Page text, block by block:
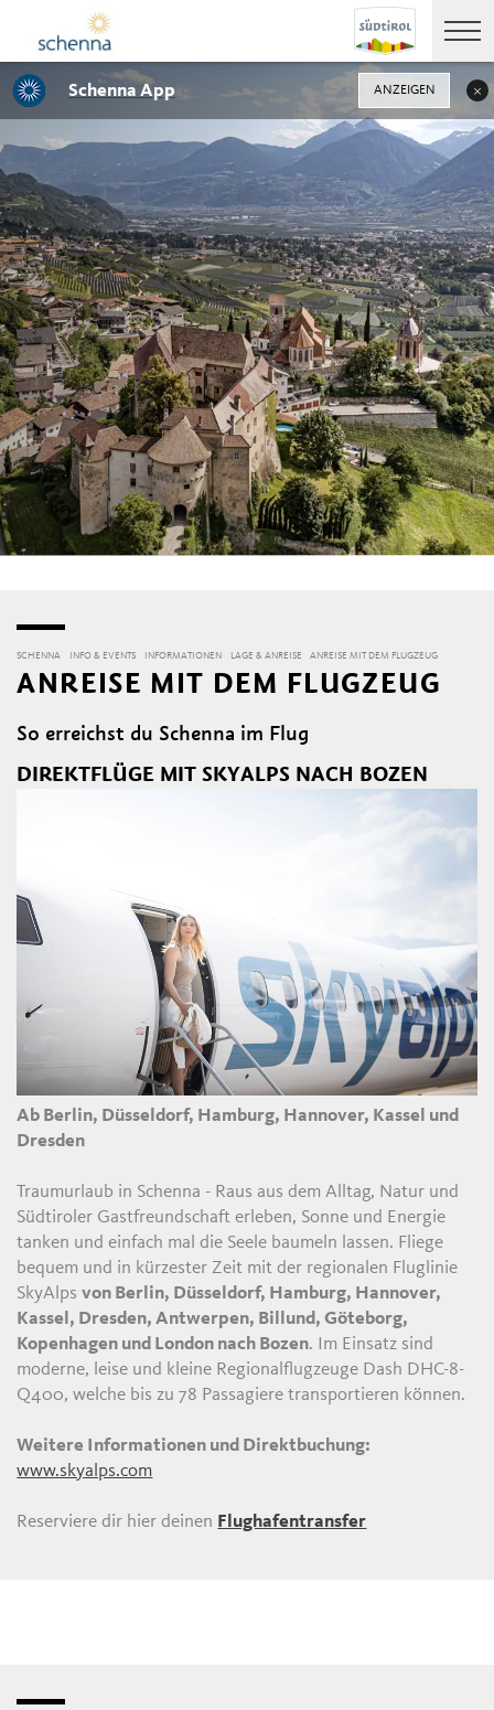
SCHENNA INFO & EVENTS INFORMATIONEN LAGE & ANREISE ANREISE MIT DEM FLUGZEUG
ANREISE MIT DEM FLUGZEUG
So erreichst du Schenna im Flug
DIREKTFLÜGE MIT SKYALPS NACH BOZEN
Ab Berlin, Düsseldorf, Hamburg, Hannover, Kassel und
Dresden
Traumurlaub in Schenna - Raus aus dem Alltag, Natur und
Südtiroler Gastfreundschaft erleben, Sonne und Energie
tanken und einfach mal die Seele baumeln lassen. Fliege
bequem und in kürzester Zeit mit der regionalen Fluglinie
SkyAlpsvon Berlin, Düsseldorf, Hamburg, Hannover,
Kassel, Dresden, Antwerpen, Billund, Göteborg,
Kopenhagen und London nach Bozen. Im Einsatz sind
moderne, leise und kleine Regionalflugzeuge Dash DHC-8-
Q400, welche bis zu 78 Passagiere transportieren können.
Weitere Informationen und Direktbuchung:
www.skyalps.com
Reserviere dir hier deinen Flughafentransfer
Schenna App ANZEIGEN